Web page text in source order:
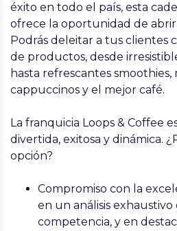
éxito en todo el país, esta
ofrece la oportunidad de
Podrás deleitar a tus clientes
de productos, desde
hasta refrescantes smoothies,
cappuccinos y el mejor café.
La franquicia Loops & Coffee
divertida, exitosa y dinámica.
opción?
Compromiso con la
en un análisis
competencia, y en